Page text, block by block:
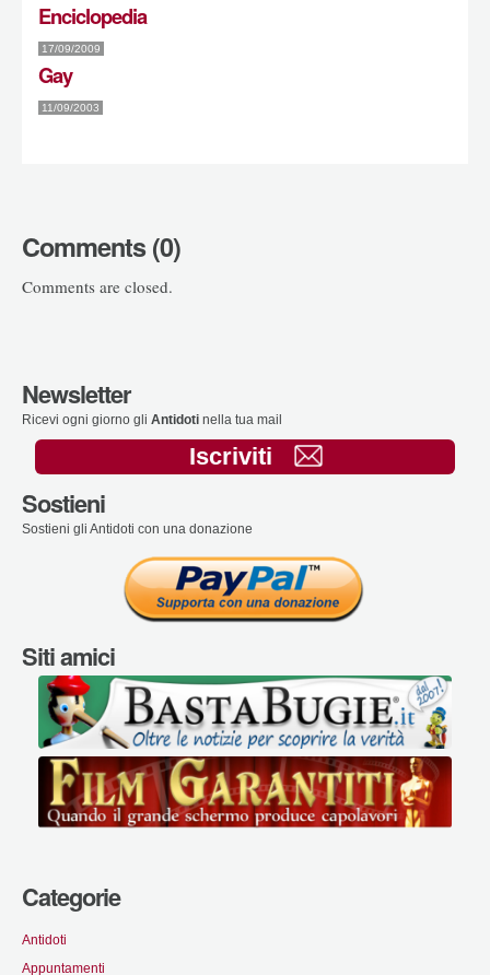
Enciclopedia
17/09/2009
Gay
11/09/2003
Comments (0)
Comments are closed.
Newsletter
Ricevi ogni giorno gli Antidoti nella tua mail
Iscriviti
Sostieni
Sostieni gli Antidoti con una donazione
Siti amici
Categorie
Antidoti
Appuntamenti